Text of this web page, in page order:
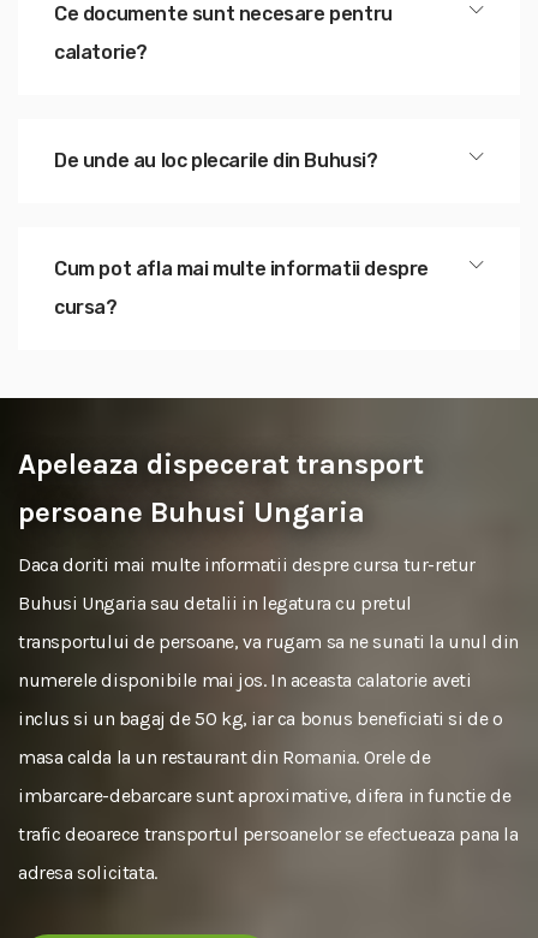
Ce documente sunt necesare pentru
calatorie?
De unde au loc plecarile din Buhusi?
Cum pot afla mai multe informatii despre
cursa?
Apeleaza dispecerat transport
persoane Buhusi Ungaria
Daca doriti mai multe informatii despre cursa tur-retur
Buhusi Ungaria sau detalii in legatura cu pretul
transportului de persoane, va rugam sa ne sunati la unul din
numerele disponibile mai jos. In aceasta calatorie aveti
inclus si un bagaj de 50 kg, iar ca bonus beneficiati si de o
masa calda la un restaurant din Romania. Orele de
imbarcare-debarcare sunt aproximative, difera in functie de
trafic deoarece transportul persoanelor se efectueaza pana la
adresa solicitata.